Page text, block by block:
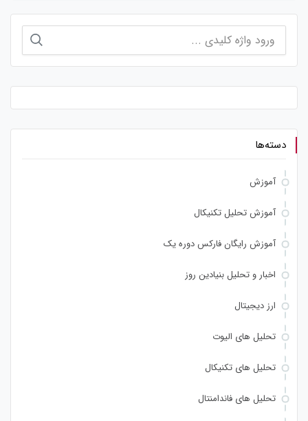
برای:
دسته‌ها
آموزش
آموزش تحلیل تکنیکال
آموزش رایگان فارکس دوره یک
اخبار و تحلیل بنیادین روز
ارز دیجیتال
تحلیل های الیوت
تحلیل های تکنیکال
تحلیل های فاندامنتال